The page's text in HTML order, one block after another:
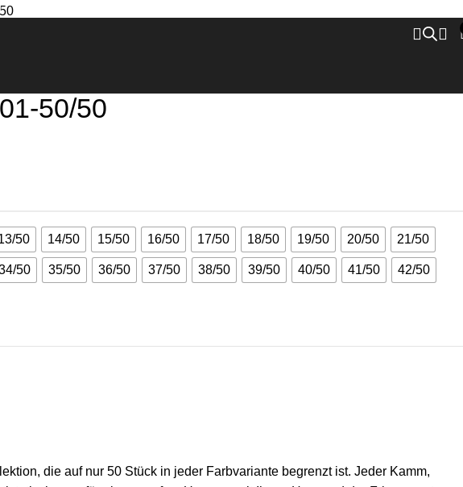
50/50
50 14/50 15/50 16/50 17/50 18/50 19/50 20/50 21/50
50 35/50 36/50 37/50 38/50 39/50 40/50 41/50 42/50
die auf nur 50 Stück in jeder Farbvariante begrenzt ist. Jeder Kamm,